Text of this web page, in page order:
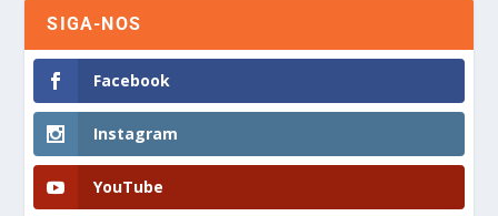
SIGA-NOS
Facebook
Instagram
YouTube